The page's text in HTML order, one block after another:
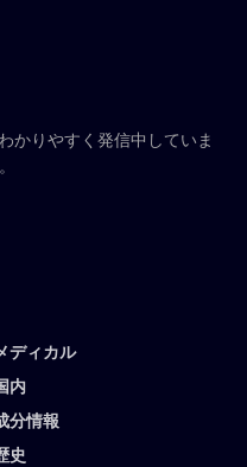
かりやすく発信中していま
ディカル
内
分情報
史